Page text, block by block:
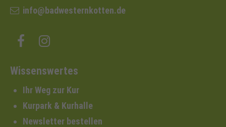
info@badwesternkotten.de
Wissenswertes
Ihr Weg zur Kur
Kurpark & Kurhalle
Newsletter bestellen